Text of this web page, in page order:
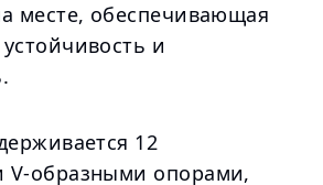
месте, обеспечивающая
и
12
V-образными опорами,